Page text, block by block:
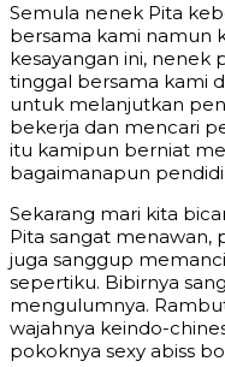
Semula nenek Pita
bersama kami namun
kesayangan ini,
tinggal bersama kami
untuk melanjutkan
bekerja dan mencari
itu kamipun berniat
bagaimanapun
Sekarang mari kita
Pita sangat menawan,
juga sanggup
sepertiku. Bibirnya
mengulumnya.
wajahnya keindo-
pokoknya sexy abiss